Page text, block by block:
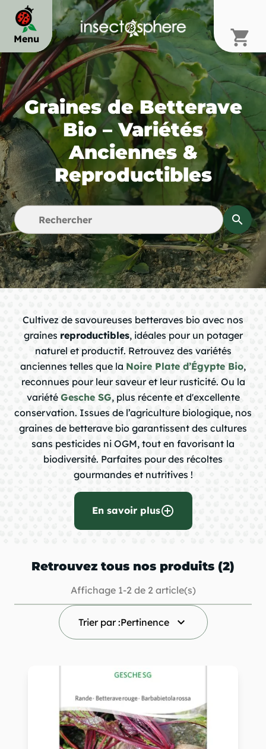
Menu
chevron_right
chevron_right
chevron_right
chevron_right
chevron_right
chevron_right
chevron_right
chevron_right
chevron_right
shopping_cart
Graines de Betterave
Bio – Variétés
Anciennes &
Reproductibles
search
Cultivez de savoureuses betteraves bio avec nos
graines reproductibles, idéales pour un potager
naturel et productif. Retrouvez des variétés
anciennes telles que la Noire Plate d’Égypte Bio,
reconnues pour leur saveur et leur rusticité. Ou la
variété Gesche SG, plus récente et d'excellente
conservation. Issues de l’agriculture biologique, nos
graines de betterave bio garantissent des cultures
sans pesticides ni OGM, tout en favorisant la
biodiversité. Parfaites pour des récoltes
gourmandes et nutritives !
En savoir plusadd_circle_outline
Retrouvez tous nos produits (2)
Affichage 1-2 de 2 article(s)
Trier par :Pertinence keyboard_arrow_down